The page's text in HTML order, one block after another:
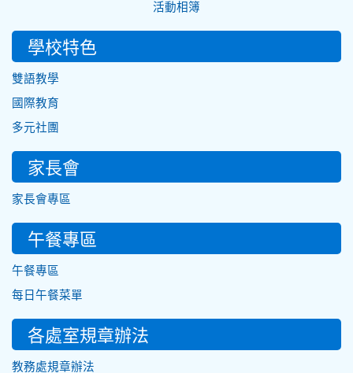
活動相簿
學校特色
雙語教學
國際教育
多元社團
家長會
家長會專區
午餐專區
午餐專區
每日午餐菜單
各處室規章辦法
教務處規章辦法